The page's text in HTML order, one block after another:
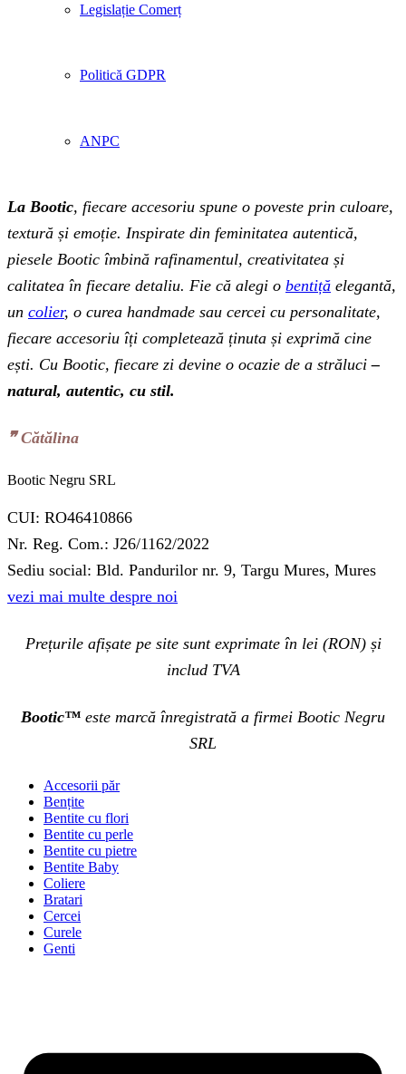
Legislație Comerț
Politică GDPR
ANPC
La Bootic, fiecare accesoriu spune o poveste prin culoare,
textură și emoție. Inspirate din feminitatea autentică,
piesele Bootic îmbină rafinamentul, creativitatea și
calitatea în fiecare detaliu. Fie că alegi o bentiță elegantă,
un colier, o curea handmade sau cercei cu personalitate,
fiecare accesoriu îți completează ținuta și exprimă cine
ești. Cu Bootic, fiecare zi devine o ocazie de a străluci –
natural, autentic, cu stil.
❞‬ Cătălina
Bootic Negru SRL
CUI: RO46410866
Nr. Reg. Com.: J26/1162/2022
Sediu social: Bld. Pandurilor nr. 9, Targu Mures, Mures
vezi mai multe despre noi
Prețurile afișate pe site sunt exprimate în lei (RON) și
includ TVA
Bootic™ este marcă înregistrată a firmei Bootic Negru
SRL
Accesorii păr
Bențite
Bentite cu flori
Bentite cu perle
Bentite cu pietre
Bentite Baby
Coliere
Bratari
Cercei
Curele
Genti